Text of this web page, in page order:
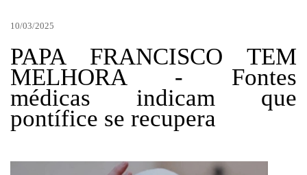
10/03/2025
PAPA FRANCISCO TEM
MELHORA - Fontes
médicas indicam que
pontífice se recupera